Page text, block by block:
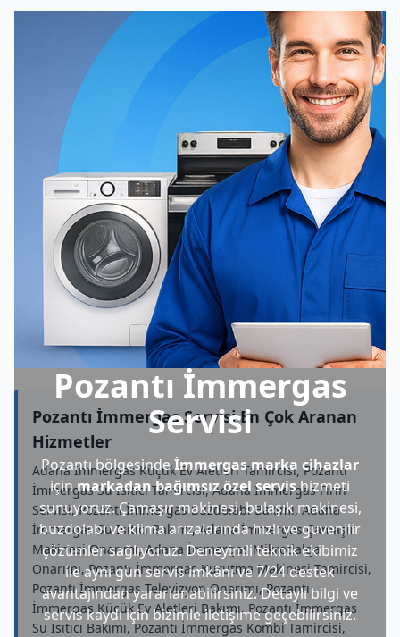
Pozantı İmmergas
Servisi
Pozantı bölgesindeİmmergas marka cihazlar
içinmarkadan bağımsız özel servishizmeti
sunuyoruz. Çamaşır makinesi, bulaşık makinesi,
buzdolabı ve klima arızalarında hızlı ve güvenilir
çözümler sağlıyoruz. Deneyimli teknik ekibimiz
ile aynı gün servis imkânı ve 7/24 destek
avantajından yararlanabilirsiniz. Detaylı bilgi ve
servis kaydı için bizimle iletişime geçebilirsiniz.
Pozantı İmmergas Servisi En Çok Aranan
Hizmetler
Adana İmmergas Küçük Ev Aletleri Tamircisi, Pozantı
İmmergas Su Isıtıcı Tamircisi, Adana İmmergas Fırın
Servisi, Pozantı İmmergas Buzdolabı Bakımı, Adana
İmmergas Su Isıtıcı Bakımı, Adana İmmergas Çamaşır
Makinesi Onarımı, Adana İmmergas Mikrodalga
Onarımı, Pozantı İmmergas Kurutma Makinesi Tamircisi,
Pozantı İmmergas Televizyon Onarımı, Pozantı
İmmergas Küçük Ev Aletleri Bakımı, Pozantı İmmergas
Su Isıtıcı Bakımı, Pozantı İmmergas Kombi Tamircisi,